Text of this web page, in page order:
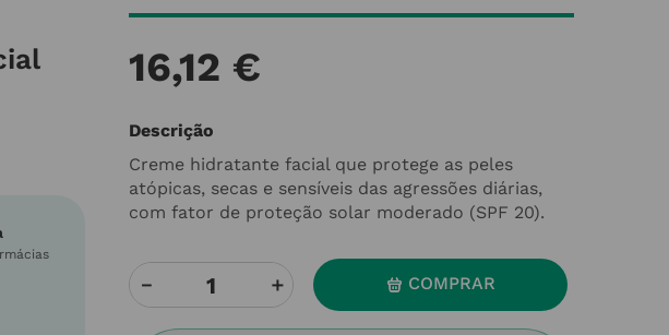
16,12 €
Descrição
Creme hidratante facial que protege as peles
atópicas, secas e sensíveis das agressões diárias,
com fator de proteção solar moderado (SPF 20).
＋
－ COMPRAR